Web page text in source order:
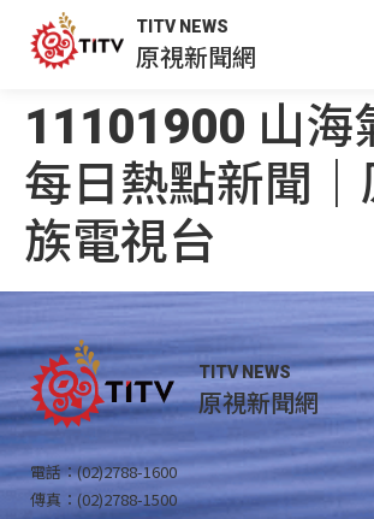
TITV NEWS
原視新聞網
11101900 山海
每日熱點新聞｜
族電視台
TITV NEWS
原視新聞網
電話：(02)2788-1600
傳真：(02)2788-1500